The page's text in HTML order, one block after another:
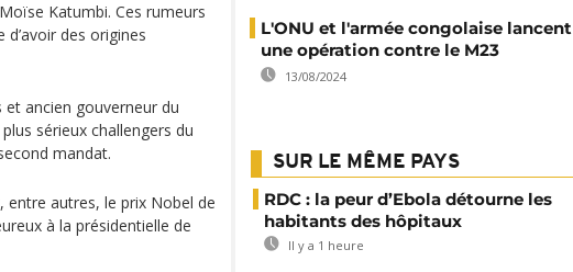
Katumbi. Ces rumeurs
d’avoir des origines
ancien gouverneur du
sérieux challengers du
mandat.
entre autres, le prix Nobel de
à la présidentielle de
L'ONU et l'armée congolaise lancent
une opération contre le M23
13/08/2024
SUR LE MÊME PAYS
RDC : la peur d’Ebola détourne les
habitants des hôpitaux
Il y a 1 heure